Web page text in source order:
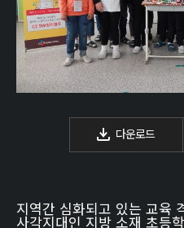
다운로드
지역간 심화되고 있는 교육
사각지대인 지방 소재 초등